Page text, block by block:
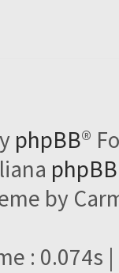
phpBB®
by
: 0.074s